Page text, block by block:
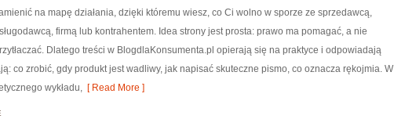
na mapę działania, dzięki któremu wiesz, co Ci wolno w sporze ze sprzedawcą,
firmą lub kontrahentem. Idea strony jest prosta: prawo ma pomagać, a nie
Dlatego treści w BlogdlaKonsumenta.pl opierają się na praktyce i odpowiadają
co zrobić, gdy produkt jest wadliwy, jak napisać skuteczne pismo, co oznacza rękojmia. W
wykładu, [ Read More ]